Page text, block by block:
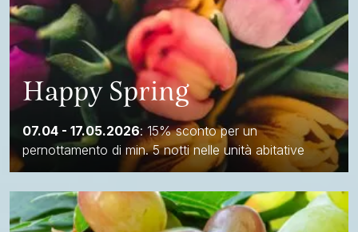
Happy Spring
07.04 - 17.05.2026: 15% sconto per un
pernottamento di min. 5 notti nelle unità abitative